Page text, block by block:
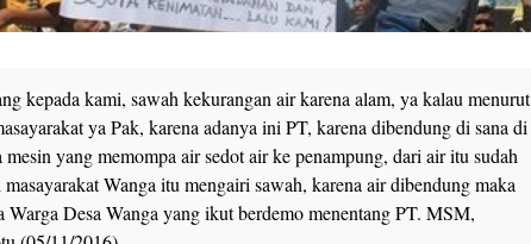
kepada kami, sawah kekurangan air karena alam, ya kalau menurut
ya Pak, karena adanya ini PT, karena dibendung di sana di
yang memompa air sedot air ke penampung, dari air itu sudah
Wanga itu mengairi sawah, karena air dibendung maka
Warga Desa Wanga yang ikut berdemo menentang PT. MSM,